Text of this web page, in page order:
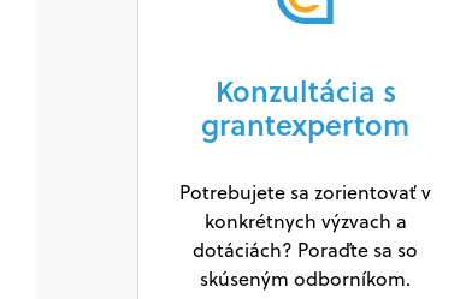
Konzultácia s
grantexpertom
Potrebujete sa zorientovať v
konkrétnych výzvach a
dotáciách? Poraďte sa so
skúseným odborníkom.